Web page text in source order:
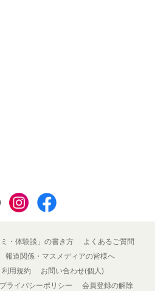
ミ・体験談」の書き方
よくあるご質問
報道関係・マスメディアの皆様へ
利用規約
お問い合わせ(個人)
プライバシーポリシー 会員登録の解除